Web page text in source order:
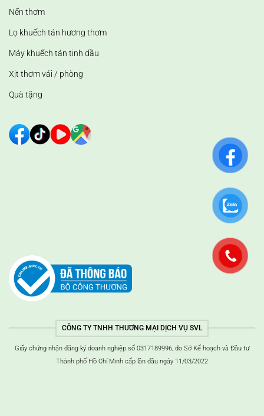
Nến thơm
Lọ khuếch tán hương thơm
Máy khuếch tán tinh dầu
Xịt thơm vải / phòng
Quà tặng
CÔNG TY TNHH THƯƠNG MẠI DỊCH VỤ SVL
Giấy chứng nhận đăng ký doanh nghiệp số 0317189996, do Sở Kế hoạch và Đầu tư
Thành phố Hồ Chí Minh cấp lần đầu ngày 11/03/2022